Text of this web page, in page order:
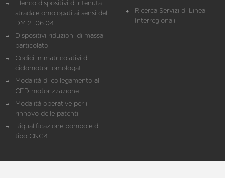
Elenco dispositivi di ritenuta
stradale omologati ai sensi del
DM 21.06.04
Dispositivi riduzioni di massa
particolato
Codici immatricolativi di
ciclomotori omologati
Modalità di collegamento al
CED motorizzazione
Modalità operative per il
rinnovo delle patenti
Riqualificazione bombole di
tipo CNG4
Ricerca Servizi di Linea
Interregionali